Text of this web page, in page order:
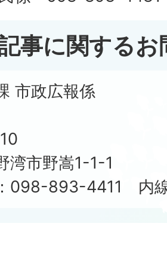
事に関する
市政広報係
湾市野嵩1-1-1
098-893-4411 内